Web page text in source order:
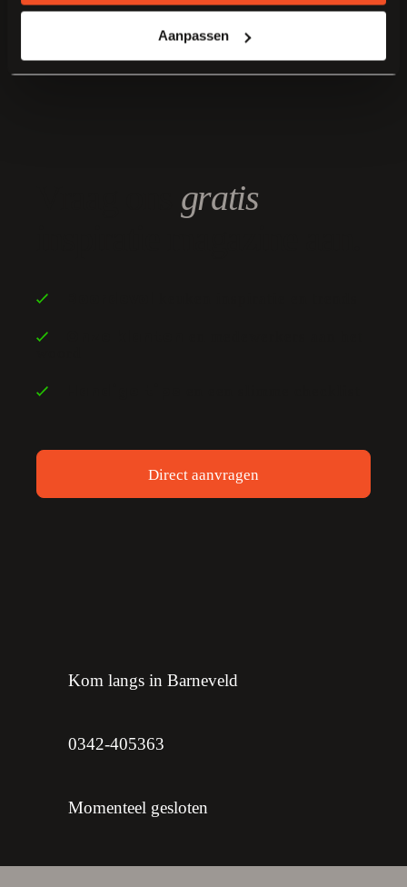
Aanpassen
gratis
Direct aanvragen
Kom langs in Barneveld
0342-405363
Momenteel gesloten